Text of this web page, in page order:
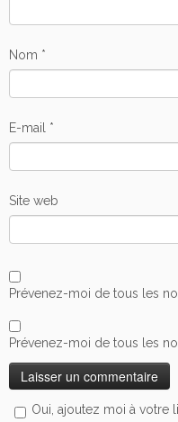
Nom *
E-mail *
Site web
Prévenez-moi de tous les
Prévenez-moi de tous les
Oui, ajoutez moi à votre